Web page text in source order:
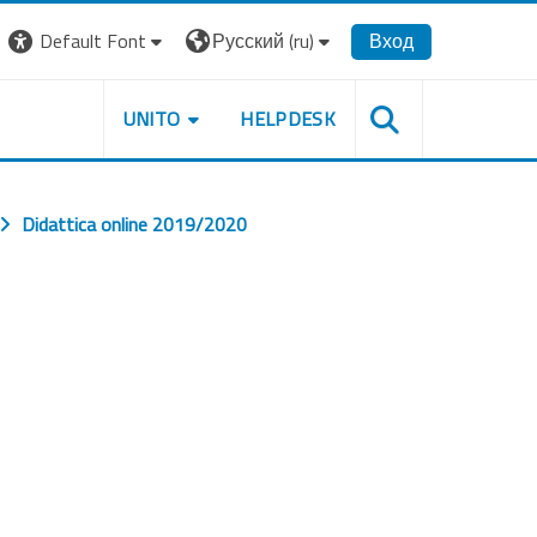
Default Font
Русский ‎(ru)‎ Вход
UNITO HELPDESK
Didattica online 2019/2020